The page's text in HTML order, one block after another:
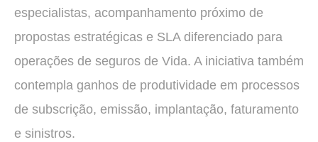
especialistas, acompanhamento próximo de
propostas estratégicas e SLA diferenciado para
operações de seguros de Vida. A iniciativa também
contempla ganhos de produtividade em processos
de subscrição, emissão, implantação, faturamento
e sinistros.